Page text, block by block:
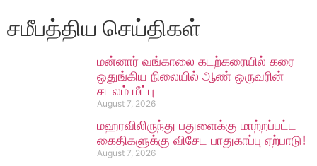
சமீபத்திய செய்திகள்
மன்னார் வங்காலை கடற்கரையில் கரை
ஒதுங்கிய நிலையில் ஆண் ஒருவரின்
சடலம் மீட்பு
August 7, 2026
மஹரவிலிருந்து பதுளைக்கு மாற்றப்பட்ட
கைதிகளுக்கு விசேட பாதுகாப்பு ஏற்பாடு!
August 7, 2026